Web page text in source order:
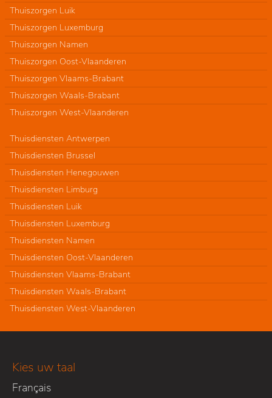
Thuiszorgen Luik
Thuiszorgen Luxemburg
Thuiszorgen Namen
Thuiszorgen Oost-Vlaanderen
Thuiszorgen Vlaams-Brabant
Thuiszorgen Waals-Brabant
Thuiszorgen West-Vlaanderen
Thuisdiensten Antwerpen
Thuisdiensten Brussel
Thuisdiensten Henegouwen
Thuisdiensten Limburg
Thuisdiensten Luik
Thuisdiensten Luxemburg
Thuisdiensten Namen
Thuisdiensten Oost-Vlaanderen
Thuisdiensten Vlaams-Brabant
Thuisdiensten Waals-Brabant
Thuisdiensten West-Vlaanderen
Kies uw taal
Français